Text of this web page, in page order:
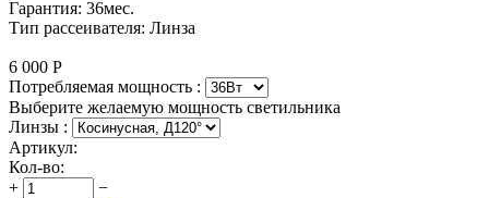
Гарантия: 36мес.
Тип рассеивателя: Линза
6 000 Р
Потребляемая мощность :
Выберите желаемую мощность светильника
Линзы :
Артикул:
Кол-во:
+
−